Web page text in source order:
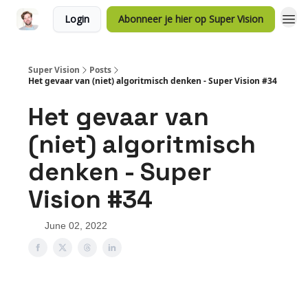
Login Abonneer je hier op Super Vision
Super Vision
Posts
Het gevaar van (niet) algoritmisch denken - Super Vision #34
Het gevaar van
(niet) algoritmisch
denken - Super
Vision #34
June 02, 2022